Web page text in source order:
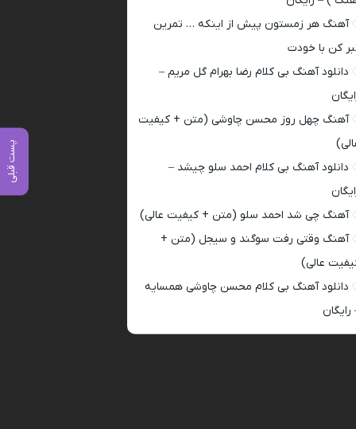
پست قبلی
آهنگ هر زمستون پیش از اینکه … تمرین
کن با خودت
دانلود آهنگ بی کلام رضا بهرام گل مریم –
آهنگ چهل روز محسن چاوشی (متن + کیفیت
دانلود آهنگ بی کلام احمد سلو چیشد –
آهنگ چی شد احمد سلو (متن + کیفیت عالی)
آهنگ وقتی رفت سوگند و سیجل (متن +
عالی)
دانلود آهنگ بی کلام محسن چاوشی همسایه
رایگان